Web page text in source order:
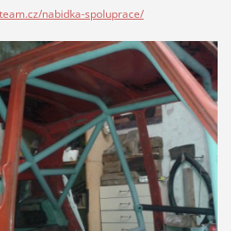
nabidka-spoluprace/